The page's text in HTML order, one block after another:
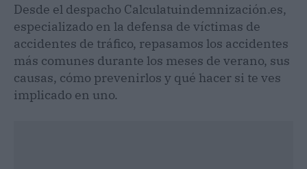
Desde el despacho Calculatuindemnización.es,
especializado en la defensa de víctimas de
accidentes de tráfico, repasamos los accidentes
más comunes durante los meses de verano, sus
causas, cómo prevenirlos y qué hacer si te ves
implicado en uno.